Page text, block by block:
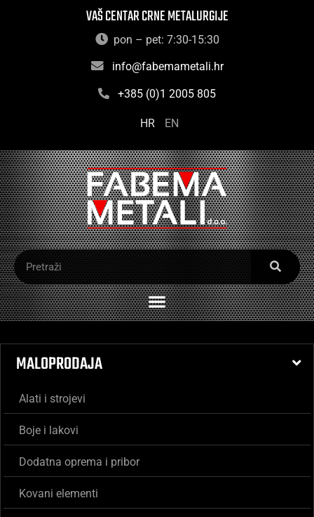
VAŠ CENTAR CRNE METALURGIJE
pon – pet: 7:30-15:30
info@fabemametali.hr
+385 (0)1 2005 805
HR EN
MALOPRODAJA
Alati i strojevi
Boje i lakovi
Dodatna oprema i pribor
Kovani elementi